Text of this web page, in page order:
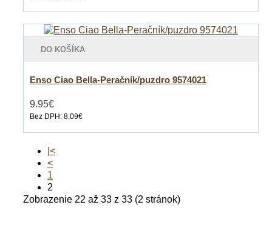
DO KOŠÍKA
Enso Ciao Bella-Peračník/puzdro 9574021
9.95€
Bez DPH: 8.09€
|<
<
1
2
Zobrazenie 22 až 33 z 33 (2 stránok)